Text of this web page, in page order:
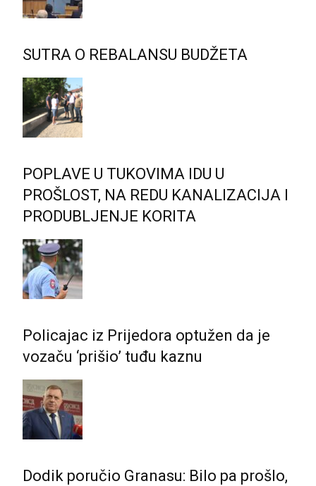
SUTRA O REBALANSU BUDŽETA
POPLAVE U TUKOVIMA IDU U
PROŠLOST, NA REDU KANALIZACIJA I
PRODUBLJENJE KORITA
Policajac iz Prijedora optužen da je
vozaču ‘prišio’ tuđu kaznu
Dodik poručio Granasu: Bilo pa prošlo,